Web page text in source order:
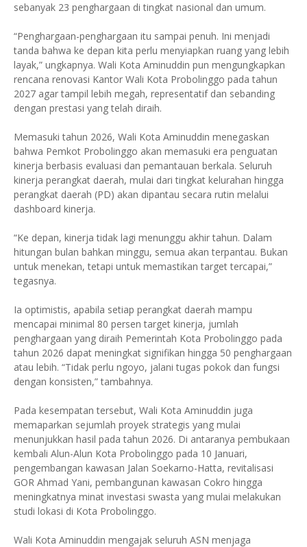
sebanyak 23 penghargaan di tingkat nasional dan umum.
“Penghargaan-penghargaan itu sampai penuh. Ini menjadi
tanda bahwa ke depan kita perlu menyiapkan ruang yang lebih
layak,” ungkapnya. Wali Kota Aminuddin pun mengungkapkan
rencana renovasi Kantor Wali Kota Probolinggo pada tahun
2027 agar tampil lebih megah, representatif dan sebanding
dengan prestasi yang telah diraih.
Memasuki tahun 2026, Wali Kota Aminuddin menegaskan
bahwa Pemkot Probolinggo akan memasuki era penguatan
kinerja berbasis evaluasi dan pemantauan berkala. Seluruh
kinerja perangkat daerah, mulai dari tingkat kelurahan hingga
perangkat daerah (PD) akan dipantau secara rutin melalui
dashboard kinerja.
“Ke depan, kinerja tidak lagi menunggu akhir tahun. Dalam
hitungan bulan bahkan minggu, semua akan terpantau. Bukan
untuk menekan, tetapi untuk memastikan target tercapai,”
tegasnya.
Ia optimistis, apabila setiap perangkat daerah mampu
mencapai minimal 80 persen target kinerja, jumlah
penghargaan yang diraih Pemerintah Kota Probolinggo pada
tahun 2026 dapat meningkat signifikan hingga 50 penghargaan
atau lebih. “Tidak perlu ngoyo, jalani tugas pokok dan fungsi
dengan konsisten,” tambahnya.
Pada kesempatan tersebut, Wali Kota Aminuddin juga
memaparkan sejumlah proyek strategis yang mulai
menunjukkan hasil pada tahun 2026. Di antaranya pembukaan
kembali Alun-Alun Kota Probolinggo pada 10 Januari,
pengembangan kawasan Jalan Soekarno-Hatta, revitalisasi
GOR Ahmad Yani, pembangunan kawasan Cokro hingga
meningkatnya minat investasi swasta yang mulai melakukan
studi lokasi di Kota Probolinggo.
Wali Kota Aminuddin mengajak seluruh ASN menjaga